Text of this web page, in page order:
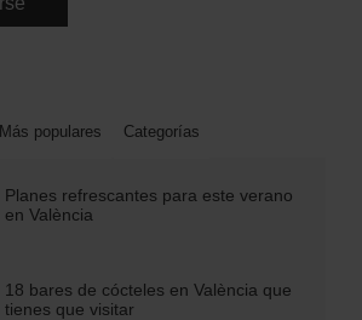
Más populares Categorías
Planes refrescantes para este verano
en València
18 bares de cócteles en València que
tienes que visitar